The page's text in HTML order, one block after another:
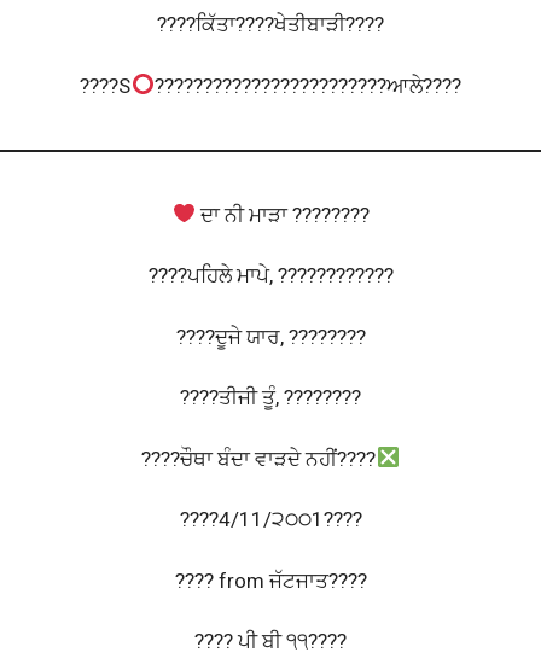
????ਕਿੱਤਾ????ਖੇਤੀਬਾੜੀ????
????S ????????????????????????ਆਲੇ????
ਦਾ ਨੀ ਮਾੜਾ ????????
????ਪਹਿਲੇ ਮਾਪੇ, ????????‍????
????ਦੂਜੇ ਯਾਰ, ????????
????ਤੀਜੀ ਤੂੰ, ????????
????ਚੌਥਾ ਬ‌ੰਦਾ ਵਾੜਦੇ ਨਹੀਂ????
????4/11/੨੦੦1????
???? from ਜ‌ੱਟਜਾਤ????‍‌‌
???? ਪੀ ਬੀ ੧੧????